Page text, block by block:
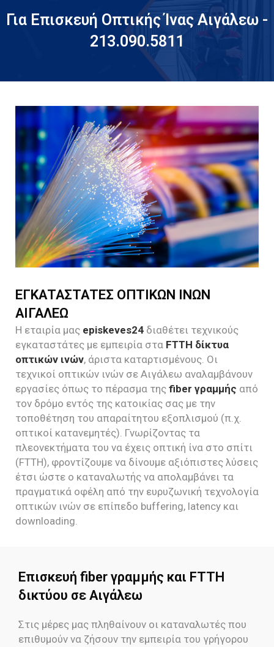
Για Επισκευή Οπτικής Ίνας Αιγάλεω -
213.090.5811
ΕΓΚΑΤΑΣΤΑΤΕΣ ΟΠΤΙΚΩΝ ΙΝΩΝ
ΑΙΓΑΛΕΩ
Η εταιρία μας episkeves24 διαθέτει τεχνικούς
εγκαταστάτες με εμπειρία στα FTTH δίκτυα
οπτικών ινών, άριστα καταρτισμένους. Οι
τεχνικοί οπτικών ινών σε Αιγάλεω αναλαμβάνουν
εργασίες όπως το πέρασμα της fiber γραμμής από
τον δρόμο εντός της κατοικίας σας με την
τοποθέτηση του απαραίτητου εξοπλισμού (π.χ.
οπτικοί κατανεμητές). Γνωρίζοντας τα
πλεονεκτήματα του να έχεις οπτική ίνα στο σπίτι
(FTTH), φροντίζουμε να δίνουμε αξιόπιστες λύσεις
έτσι ώστε ο καταναλωτής να απολαμβάνει τα
πραγματικά οφέλη από την ευρυζωνική τεχνολογία
οπτικών ινών σε επίπεδο buffering, latency και
downloading.
Επισκευή fiber γραμμής και FTTH
δικτύου σε Αιγάλεω
Στις μέρες μας πληθαίνουν οι καταναλωτές που
επιθυμούν να ζήσουν την εμπειρία του γρήγορου